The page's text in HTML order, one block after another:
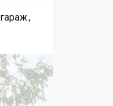
гараж